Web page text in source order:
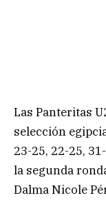
Las Panteritas
selección
23-25, 22-25,
la segunda
Dalma Nicole